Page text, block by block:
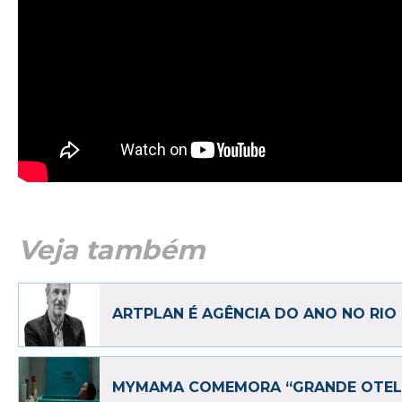
Veja também
ARTPLAN É AGÊNCIA DO ANO NO RIO
MYMAMA COMEMORA “GRANDE